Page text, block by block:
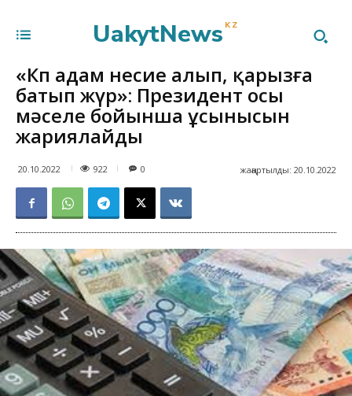
UakytNews KZ
«Көп адам несие алып, қарызға
батып жүр»: Президент осы
мәселе бойынша ұсынысын
жариялайды
20.10.2022 922 жаңартылды: 20.10.2022
0